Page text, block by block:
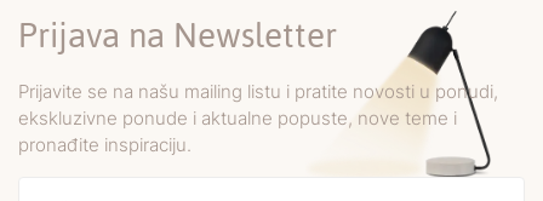
Prijava na Newsletter
Prijavite se na našu mailing listu i pratite novosti u ponudi,
ekskluzivne ponude i aktualne popuste, nove teme i
pronađite inspiraciju.